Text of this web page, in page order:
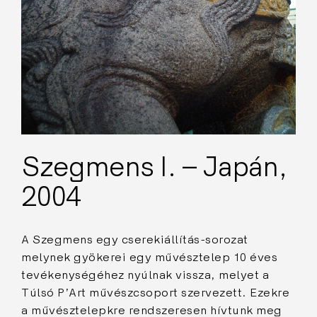
Szegmens I. – Japán,
2004
A Szegmens egy cserekiállítás-sorozat
melynek gyökerei egy művésztelep 10 éves
tevékenységéhez nyúlnak vissza, melyet a
Túlsó P’Art művészcsoport szervezett. Ezekre
a művésztelepkre rendszeresen hívtunk meg